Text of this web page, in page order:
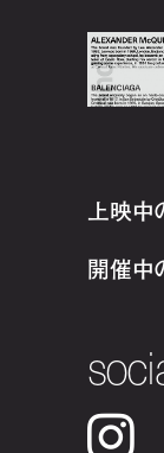
上映中
開催中
Instagram